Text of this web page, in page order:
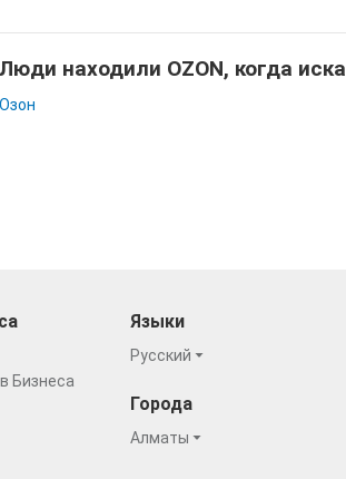
Люди находили OZON, когда
Озон
Бизнеса
Языки
Русский
Города
Алматы